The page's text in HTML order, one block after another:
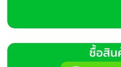
ซื้อสิน